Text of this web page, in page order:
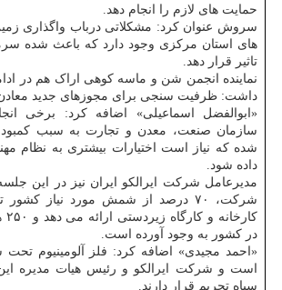
حمایت های لازم را انجام دهد.
سروش عنوان کرد: مشکلاتی درباب واگذاری
های استان مرکزی وجود دارد که باعث شده
تاثیر قرار دهد.
نماینده انجمن شن و ماسه کوهی اراک هم در
داشت: ظرفیت سنجی برای مجوزهای جدید
«ابوالفضل اسماعیلی» اضافه کرد: برخی
سازمان صنعت، معدن و تجارت به سبب کمبود
شده که نیاز است اختیارات بیشتری به نظام
داده شود.
مدیرعامل شرکت ایرالکو ایران نیز در این
در کشور به وجود آورده است.
«احمد مجیدی» اضافه کرد: فلز آلومینیوم تحت
است و شرکت ایرالکو و رئیس هیات مدیره
سیاه تحریم قرار دارند.